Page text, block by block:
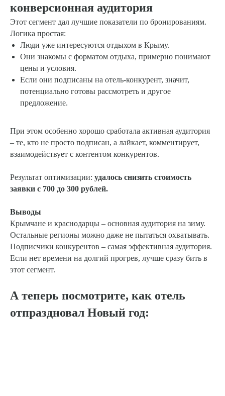
конверсионная аудитория
Этот сегмент дал лучшие показатели по бронированиям.
Логика простая:
Люди уже интересуются отдыхом в Крыму.
Они знакомы с форматом отдыха, примерно понимают
цены и условия.
Если они подписаны на отель-конкурент, значит,
потенциально готовы рассмотреть и другое
предложение.
При этом особенно хорошо сработала активная аудитория
– те, кто не просто подписан, а лайкает, комментирует,
взаимодействует с контентом конкурентов.
Результат оптимизации: удалось снизить стоимость
заявки с 700 до 300 рублей.
Выводы
Крымчане и краснодарцы – основная аудитория на зиму.
Остальные регионы можно даже не пытаться охватывать.
Подписчики конкурентов – самая эффективная аудитория.
Если нет времени на долгий прогрев, лучше сразу бить в
этот сегмент.
А теперь посмотрите, как отель
отпраздновал Новый год: